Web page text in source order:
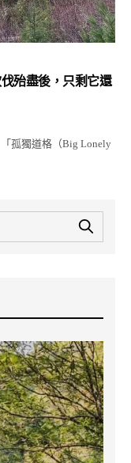
殆盡後，只剩它還
孤獨道格（Big Lonely